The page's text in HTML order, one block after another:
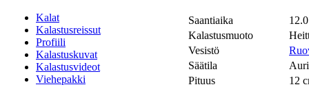
Kalat
Kalastusreissut
Profiili
Kalastuskuvat
Kalastusvideot
Viehepakki
Saantiaika
Kalastusmuoto
Vesistö
Säätila
Pituus
12